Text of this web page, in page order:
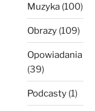
Muzyka (100)
Obrazy (109)
Opowiadania
(39)
Podcasty (1)